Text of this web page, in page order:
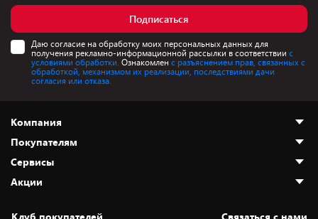
Подписаться
Даю согласие на обработку моих персональных данных для
получения рекламно-информационной рассылки в соответствии с
условиями обработки. Ознакомлен с разъяснением прав, связанных с
обработкой, механизмом их реализации, последствиями дачи
согласия или отказа.
Компания
О нас
Адреса магазинов
Новости
Статьи и обзоры
Покупателям
Как сделать заказ
Оплата и доставка
Безналичный расчёт
Сервисы
Установка техники
Акции
Скидки и промокоды